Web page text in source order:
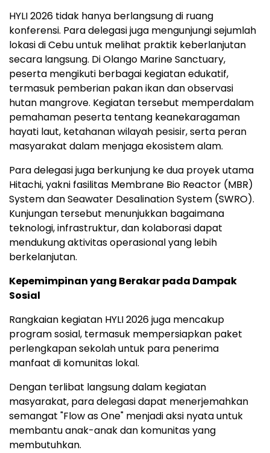
HYLI 2026 tidak hanya berlangsung di ruang
konferensi. Para delegasi juga mengunjungi sejumlah
lokasi di Cebu untuk melihat praktik keberlanjutan
secara langsung. Di Olango Marine Sanctuary,
peserta mengikuti berbagai kegiatan edukatif,
termasuk pemberian pakan ikan dan observasi
hutan mangrove. Kegiatan tersebut memperdalam
pemahaman peserta tentang keanekaragaman
hayati laut, ketahanan wilayah pesisir, serta peran
masyarakat dalam menjaga ekosistem alam.
Para delegasi juga berkunjung ke dua proyek utama
Hitachi, yakni fasilitas Membrane Bio Reactor (MBR)
System dan Seawater Desalination System (SWRO).
Kunjungan tersebut menunjukkan bagaimana
teknologi, infrastruktur, dan kolaborasi dapat
mendukung aktivitas operasional yang lebih
berkelanjutan.
Kepemimpinan yang Berakar pada Dampak
Sosial
Rangkaian kegiatan HYLI 2026 juga mencakup
program sosial, termasuk mempersiapkan paket
perlengkapan sekolah untuk para penerima
manfaat di komunitas lokal.
Dengan terlibat langsung dalam kegiatan
masyarakat, para delegasi dapat menerjemahkan
semangat "Flow as One" menjadi aksi nyata untuk
membantu anak-anak dan komunitas yang
membutuhkan.